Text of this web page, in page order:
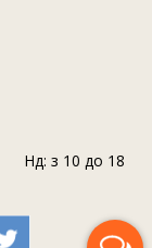
Нд: з 10 до 18